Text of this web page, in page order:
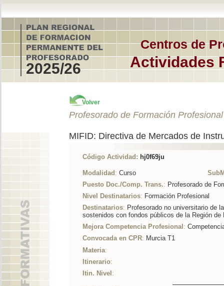
Centros de
Actividades
2025/26
Volver
Profesorado de Formación Profesional
MIFID: Directiva de Mercados de
Código Actividad: hj0f69ju
Modalidad : Curso
Puesto Doc./Comp. Trans.: Profesorado de
Nivel Destinatarios: Formación Profesional
Destinatarios: Profesorado no universitario de
sostenidos con fondos públicos de la Región
Mejora Competencia Profesional :
Convocada en CPR: Murcia T1
Materia:
Itinerario:
Itin. Nivel :